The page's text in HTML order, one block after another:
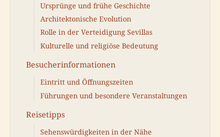
Ursprünge und frühe Geschichte
Architektonische Evolution
Rolle in der Verteidigung Sevillas
Kulturelle und religiöse Bedeutung
Besucherinformationen
Eintritt und Öffnungszeiten
Führungen und besondere Veranstaltungen
Reisetipps
Sehenswürdigkeiten in der Nähe